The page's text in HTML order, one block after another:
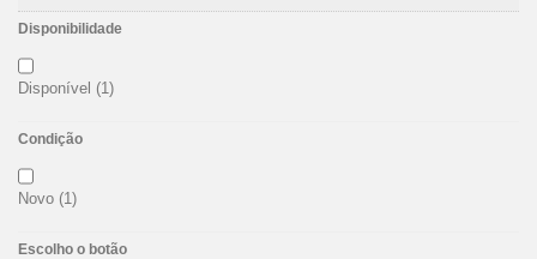
Disponibilidade
Disponível (1)
Condição
Novo (1)
Escolho o botão